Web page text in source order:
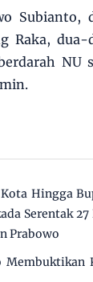
Subianto,
Raka, dua-
NU
Hingga
Serentak
Prabowo
Membuktikan